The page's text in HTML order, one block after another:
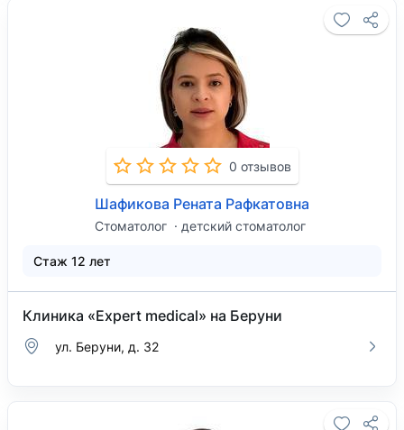
0 отзывов
Шафикова Рената Рафкатовна
Стоматолог детский стоматолог
Стаж 12 лет
Клиника «Expert medical» на Беруни
ул. Беруни, д. 32